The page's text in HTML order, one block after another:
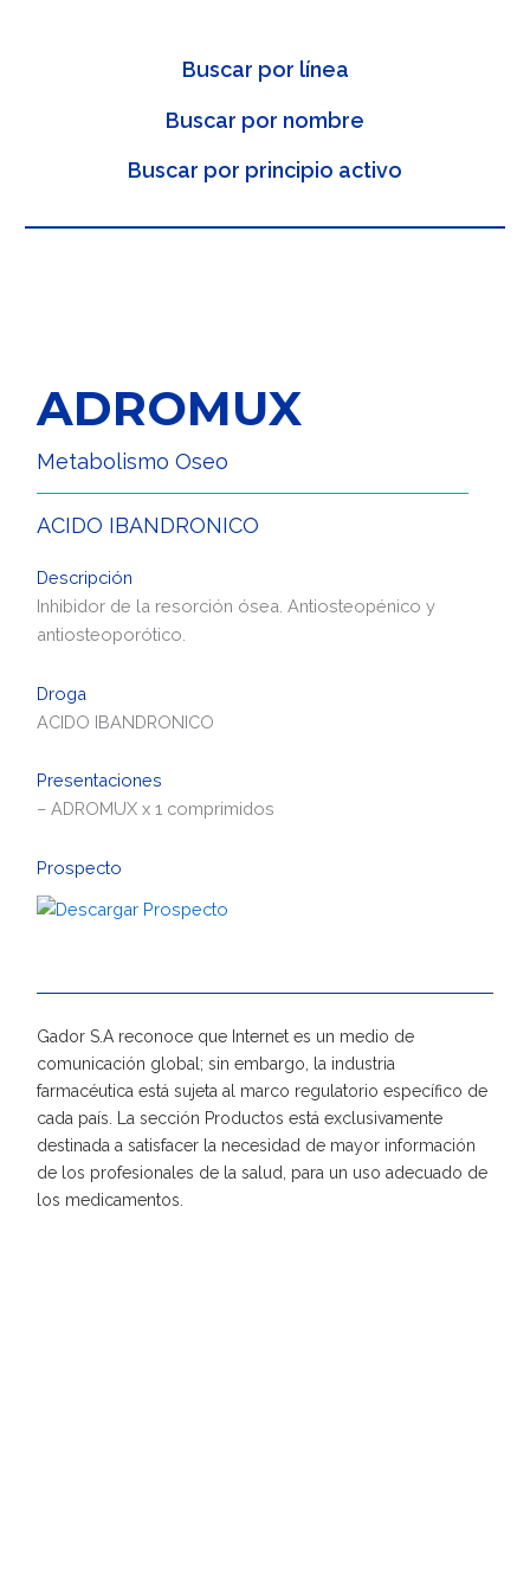
Buscar por línea
Buscar por nombre
Buscar por principio activo
ADROMUX
Metabolismo Oseo
ACIDO IBANDRONICO
Descripción
Inhibidor de la resorción ósea. Antiosteopénico y
antiosteoporótico.
Droga
ACIDO IBANDRONICO
Presentaciones
– ADROMUX x 1 comprimidos
Prospecto
Gador S.A reconoce que Internet es un medio de
comunicación global; sin embargo, la industria
farmacéutica está sujeta al marco regulatorio específico de
cada país. La sección Productos está exclusivamente
destinada a satisfacer la necesidad de mayor información
de los profesionales de la salud, para un uso adecuado de
los medicamentos.